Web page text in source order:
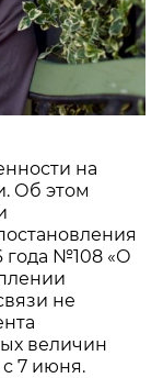
на
Об этом
года №108 «О
не
величин
с 7 июня.